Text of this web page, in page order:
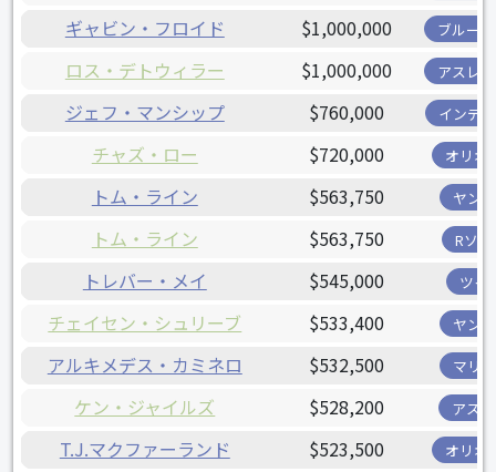
ギャビン・フロイド $1,000,000 ブルー
ロス・デトウィラー $1,000,000 アスレ
ジェフ・マンシップ $760,000 インデ
チャズ・ロー $720,000 オリオ
トム・ライン $563,750 ヤン
トム・ライン $563,750 Rソ
トレバー・メイ $545,000 ツイ
チェイセン・シュリーブ $533,400 ヤン
アルキメデス・カミネロ $532,500 マリ
ケン・ジャイルズ $528,200 アス
T.J.マクファーランド $523,500 オリオ